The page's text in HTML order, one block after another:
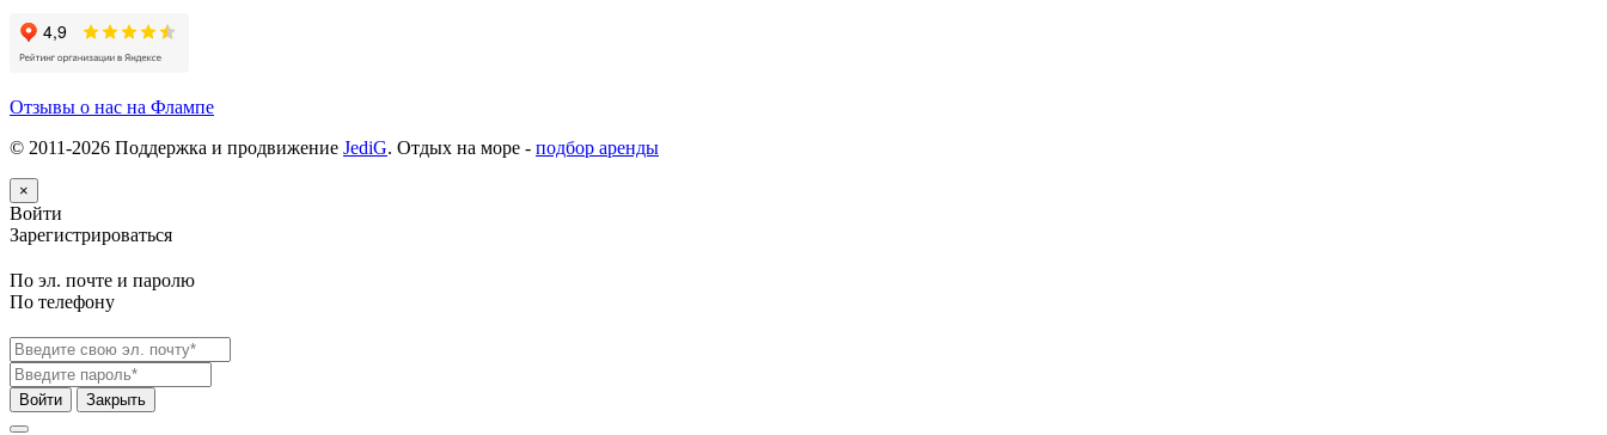
Отзывы о нас на Флампе
© 2011-2026 Поддержка и продвижение JediG. Отдых на море - подбор аренды
×
Войти
Зарегистрироваться
По эл. почте и паролю
По телефону
Войти Закрыть